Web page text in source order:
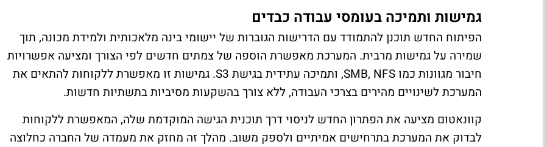
גמישות ותמיכה בעומסי עבודה כבדים
הפיתוח החדש תוכנן להתמודד עם הדרישות הגוברות של יישומי בינה מלאכותית ולמידת מכונה, תוך
שמירה על גמישות מרבית. המערכת מאפשרת הוספה של צמתים חדשים לפי הצורך ומציעה אפשרויות
חיבור מגוונות כמו SMB, NFS, ותמיכה עתידית בגישת S3. גמישות זו מאפשרת ללקוחות להתאים את
המערכת לשינויים מהירים בצרכי העבודה, ללא צורך בהשקעות מסיביות בתשתיות חדשות.
קוונאטום מציעה את הפתרון החדש לניסוי דרך תוכנית הגישה המוקדמת שלה, המאפשרת ללקוחות
לבדוק את המערכת בתרחישים אמיתיים ולספק משוב. מהלך זה מחזק את מעמדה של החברה כחלוצה